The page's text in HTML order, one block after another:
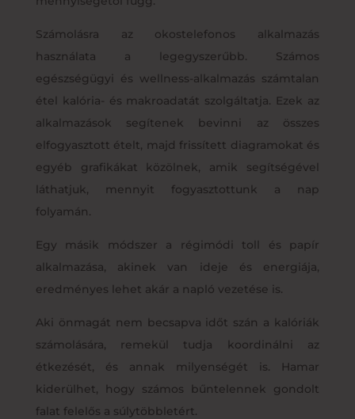
Számolásra az okostelefonos alkalmazás
használata a legegyszerűbb. Számos
egészségügyi és wellness-alkalmazás számtalan
étel kalória- és makroadatát szolgáltatja. Ezek az
alkalmazások segítenek bevinni az összes
elfogyasztott ételt, majd frissített diagramokat és
egyéb grafikákat közölnek, amik segítségével
láthatjuk, mennyit fogyasztottunk a nap
folyamán.
Egy másik módszer a régimódi toll és papír
alkalmazása, akinek van ideje és energiája,
eredményes lehet akár a napló vezetése is.
Aki önmagát nem becsapva időt szán a kalóriák
számolására, remekül tudja koordinálni az
étkezését, és annak milyenségét is. Hamar
kiderülhet, hogy számos bűntelennek gondolt
falat felelős a súlytöbbletért.